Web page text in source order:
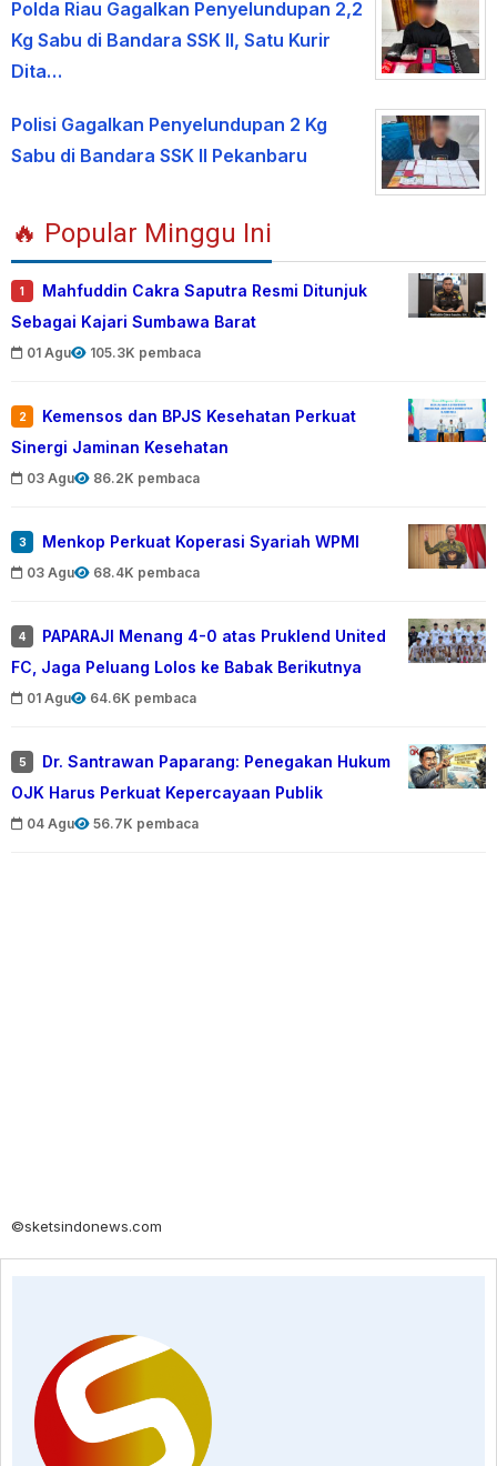
Polda Riau Gagalkan Penyelundupan 2,2
Kg Sabu di Bandara SSK II, Satu Kurir
Dita…
Polisi Gagalkan Penyelundupan 2 Kg
Sabu di Bandara SSK II Pekanbaru
🔥 Popular Minggu Ini
1
Mahfuddin Cakra Saputra Resmi Ditunjuk
Sebagai Kajari Sumbawa Barat
01 Agu 105.3K pembaca
2
Kemensos dan BPJS Kesehatan Perkuat
Sinergi Jaminan Kesehatan
03 Agu 86.2K pembaca
3 Menkop Perkuat Koperasi Syariah WPMI
03 Agu 68.4K pembaca
4
PAPARAJI Menang 4-0 atas Pruklend United
FC, Jaga Peluang Lolos ke Babak Berikutnya
01 Agu 64.6K pembaca
5
Dr. Santrawan Paparang: Penegakan Hukum
OJK Harus Perkuat Kepercayaan Publik
04 Agu 56.7K pembaca
©sketsindonews.com